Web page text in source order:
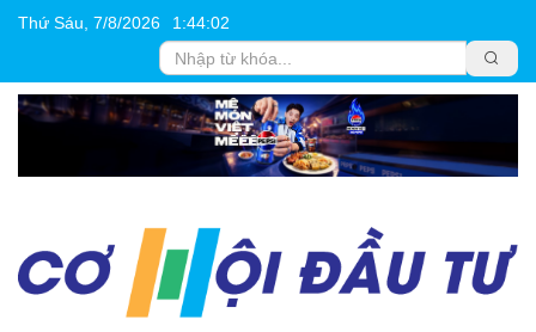
Thứ Sáu, 7/8/2026 1 :44:03